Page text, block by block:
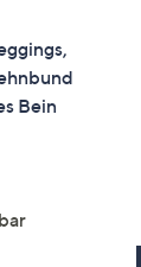
Bein